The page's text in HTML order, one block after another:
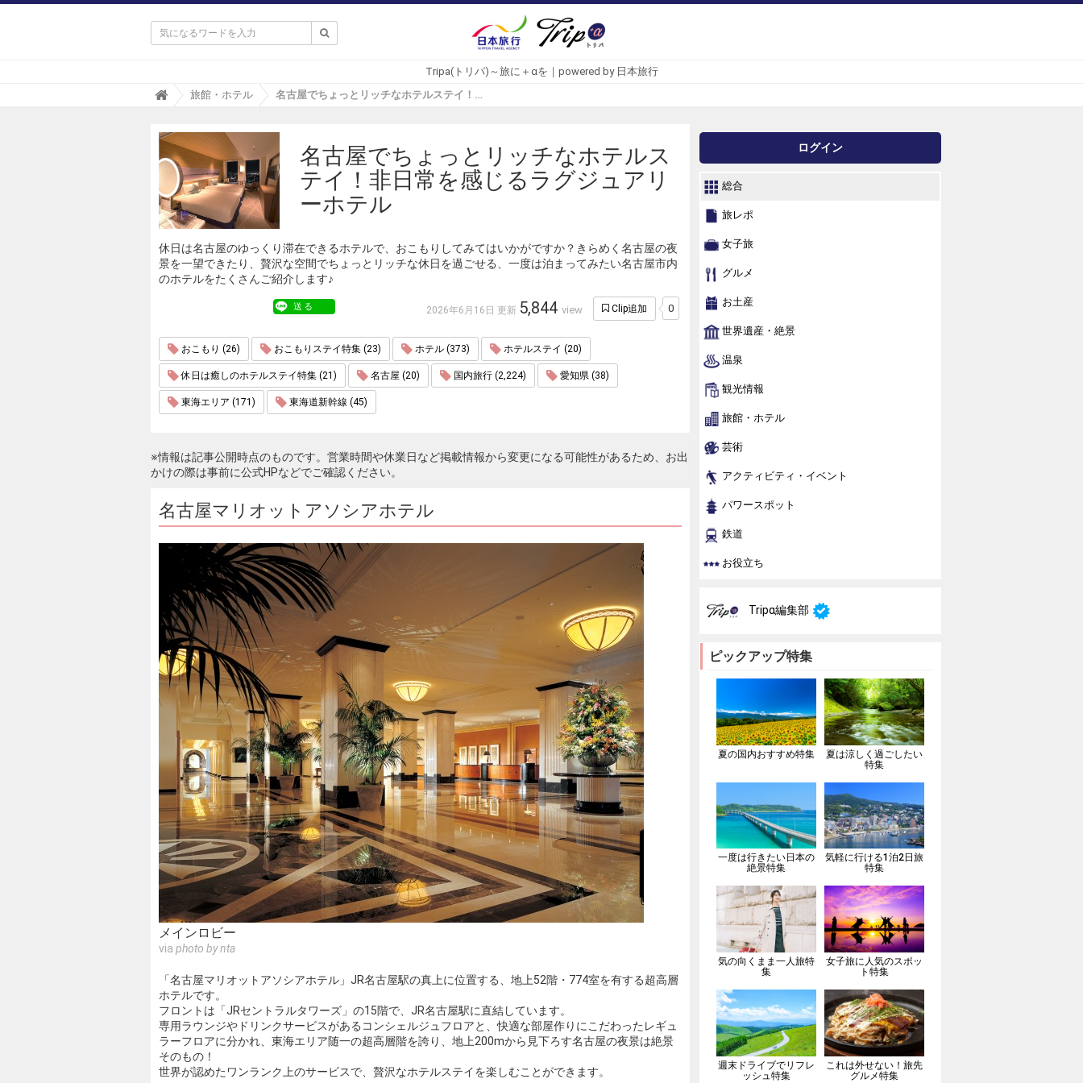
Tripa(トリパ)～旅に＋αを｜powered by 日本旅行
T
p
ト
リ
パ
)
旅館・ホテル 名古屋でちょっとリッチなホテルステイ！非日常を感じるラグジュアリーホテル - Tripa(トリパ)
名古屋でちょっとリッチなホテルス
テイ！非日常を感じるラグジュアリ
ーホテル
休日は名古屋のゆっくり滞在できるホテルで、おこもりしてみてはいかがですか？きらめく名古屋の夜
景を一望できたり、贅沢な空間でちょっとリッチな休日を過ごせる、一度は泊まってみたい名古屋市内
のホテルをたくさんご紹介します♪
送る 2026年6月16日 更新 5,844view Clip追加 0
おこもり (26) おこもりステイ特集 (23) ホテル (373) ホテルステイ (20)
休日は癒しのホテルステイ特集 (21) 名古屋 (20) 国内旅行 (2,224) 愛知県 (38)
東海エリア (171) 東海道新幹線 (45)
※情報は記事公開時点のものです。営業時間や休業日など掲載情報から変更になる可能性があるため、お出
かけの際は事前に公式HPなどでご確認ください。
名古屋マリオットアソシアホテル
メインロビー
via photo by nta
「名古屋マリオットアソシアホテル」JR名古屋駅の真上に位置する、地上52階・774室を有する超高層
ホテルです。
フロントは「JRセントラルタワーズ」の15階で、JR名古屋駅に直結しています。
専用ラウンジやドリンクサービスがあるコンシェルジュフロアと、快適な部屋作りにこだわったレギュ
ラーフロアに分かれ、東海エリア随一の超高層階を誇り、地上200mから見下ろす名古屋の夜景は絶景
そのもの！
世界が認めたワンランク上のサービスで、贅沢なホテルステイを楽しむことができます。
ログイン
総合
旅レポ
女子旅
グルメ
お土産
世界遺産・絶景
温泉
観光情報
旅館・ホテル
芸術
アクティビティ・イベント
パワースポット
鉄道
お役立ち
Tripα編集部
ピックアップ特集
夏の国内おすすめ特集
夏は涼しく過ごしたい
特集
一度は行きたい日本の
絶景特集
気軽に行ける1泊2日旅
特集
気の向くまま一人旅特
集
女子旅に人気のスポッ
ト特集
週末ドライブでリフレ
ッシュ特集
これは外せない！旅先
グルメ特集